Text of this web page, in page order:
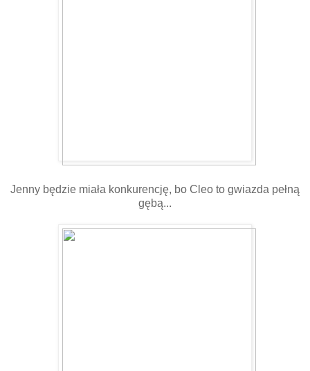
Jenny będzie miała konkurencję, bo Cleo to gwiazda pełną
gębą...